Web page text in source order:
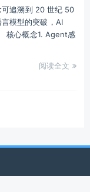
追溯到 20 世纪 50
模型的突破，AI
核心概念1. Agent感
阅读全文